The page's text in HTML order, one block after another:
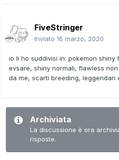
FiveStringer
Inviato 16 marzo, 2020
io li ho suddivisi in: pokemon
evsare, shiny normali, flawless
da me, scarti breeding, leggendari
Archiviata
La discussione è ora
risposte.